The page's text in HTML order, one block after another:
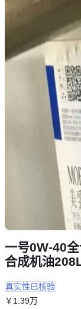
一号0W-40
合成机油
真实性已核验
￥ 1 .39万